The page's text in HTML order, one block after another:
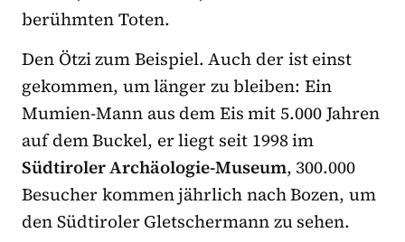
berühmten Toten.
Den Ötzi zum Beispiel. Auch der ist einst
gekommen, um länger zu bleiben: Ein
Mumien-Mann aus dem Eis mit 5.000 Jahren
auf dem Buckel, er liegt seit 1998 im
Südtiroler Archäologie-Museum, 300.000
Besucher kommen jährlich nach Bozen, um
den Südtiroler Gletschermann zu sehen.